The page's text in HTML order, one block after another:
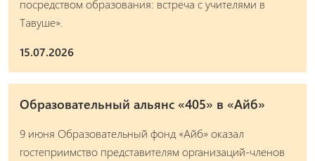
посредством образования: встреча с учителями в
Тавуше».
15.07.2026
Образовательный альянс «405» в «Айб»
9 июня Образовательный фонд «Айб» оказал
гостеприимство представителям организаций-членов